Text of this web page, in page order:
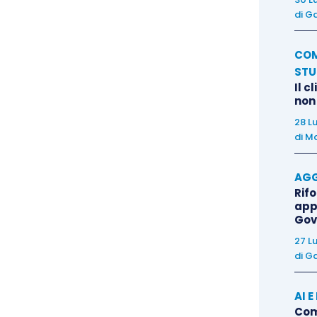
di
Il
28
di
27
di
AI